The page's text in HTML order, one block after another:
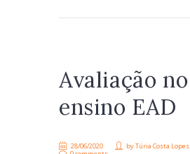
Avaliação no
ensino EAD
28/06/2020 byTúria Costa Lopes